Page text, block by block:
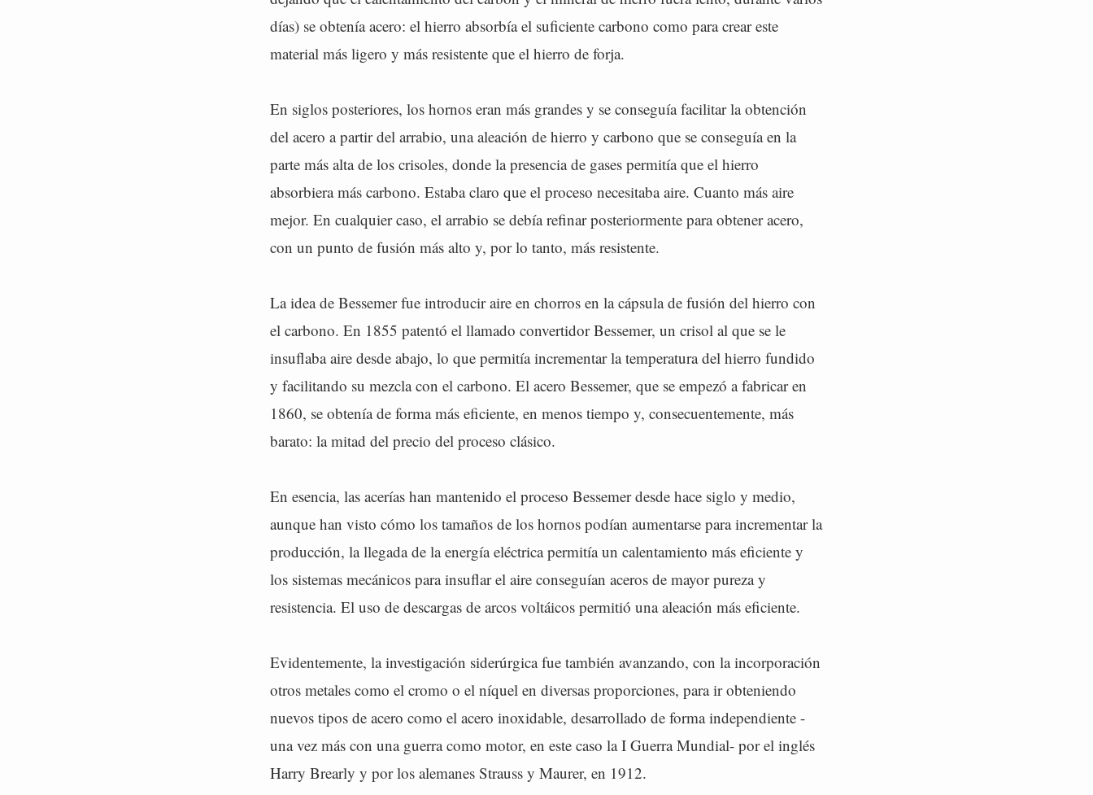
días) se obtenía acero: el hierro absorbía el suficiente carbono como para crear este
material más ligero y más resistente que el hierro de forja.
En siglos posteriores, los hornos eran más grandes y se conseguía facilitar la obtención
del acero a partir del arrabio, una aleación de hierro y carbono que se conseguía en la
parte más alta de los crisoles, donde la presencia de gases permitía que el hierro
absorbiera más carbono. Estaba claro que el proceso necesitaba aire. Cuanto más aire
mejor. En cualquier caso, el arrabio se debía refinar posteriormente para obtener acero,
con un punto de fusión más alto y, por lo tanto, más resistente.
La idea de Bessemer fue introducir aire en chorros en la cápsula de fusión del hierro con
el carbono. En 1855 patentó el llamado convertidor Bessemer, un crisol al que se le
insuflaba aire desde abajo, lo que permitía incrementar la temperatura del hierro fundido
y facilitando su mezcla con el carbono. El acero Bessemer, que se empezó a fabricar en
1860, se obtenía de forma más eficiente, en menos tiempo y, consecuentemente, más
barato: la mitad del precio del proceso clásico.
En esencia, las acerías han mantenido el proceso Bessemer desde hace siglo y medio,
aunque han visto cómo los tamaños de los hornos podían aumentarse para incrementar la
producción, la llegada de la energía eléctrica permitía un calentamiento más eficiente y
los sistemas mecánicos para insuflar el aire conseguían aceros de mayor pureza y
resistencia. El uso de descargas de arcos voltáicos permitió una aleación más eficiente.
Evidentemente, la investigación siderúrgica fue también avanzando, con la incorporación
otros metales como el cromo o el níquel en diversas proporciones, para ir obteniendo
nuevos tipos de acero como el acero inoxidable, desarrollado de forma independiente -
una vez más con una guerra como motor, en este caso la I Guerra Mundial- por el inglés
Harry Brearly y por los alemanes Strauss y Maurer, en 1912.